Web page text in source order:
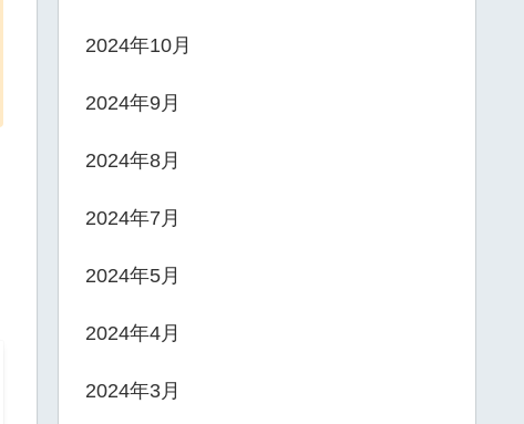
2024年10月
2024年9月
2024年8月
2024年7月
2024年5月
2024年4月
2024年3月